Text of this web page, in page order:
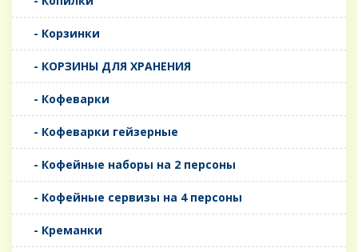
- Корзинки
- КОРЗИНЫ ДЛЯ ХРАНЕНИЯ
- Кофеварки
- Кофеварки гейзерные
- Кофейные наборы на 2 персоны
- Кофейные сервизы на 4 персоны
- Креманки